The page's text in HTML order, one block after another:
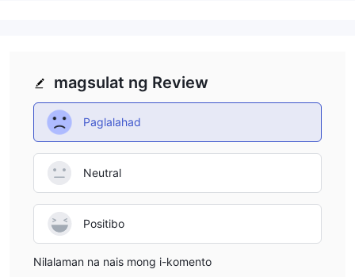
magsulat ng Review
Paglalahad
Neutral
Positibo
Nilalaman na nais mong i-komento